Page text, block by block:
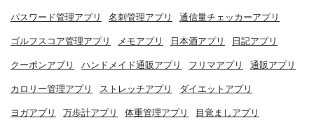
パスワード管理アプリ 名刺管理アプリ 通信量チェッカーアプリ
ゴルフスコア管理アプリ メモアプリ 日本酒アプリ 日記アプリ
クーポンアプリ ハンドメイド通販アプリ フリマアプリ 通販アプリ
カロリー管理アプリ ストレッチアプリ ダイエットアプリ
ヨガアプリ 万歩計アプリ 体重管理アプリ 目覚ましアプリ